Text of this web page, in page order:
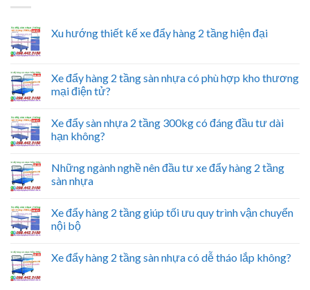
Xu hướng thiết kế xe đẩy hàng 2 tầng hiện đại
Xe đẩy hàng 2 tầng sàn nhựa có phù hợp kho thương
mại điện tử?
Xe đẩy sàn nhựa 2 tầng 300kg có đáng đầu tư dài
hạn không?
Những ngành nghề nên đầu tư xe đẩy hàng 2 tầng
sàn nhựa
Xe đẩy hàng 2 tầng giúp tối ưu quy trình vận chuyển
nội bộ
Xe đẩy hàng 2 tầng sàn nhựa có dễ tháo lắp không?